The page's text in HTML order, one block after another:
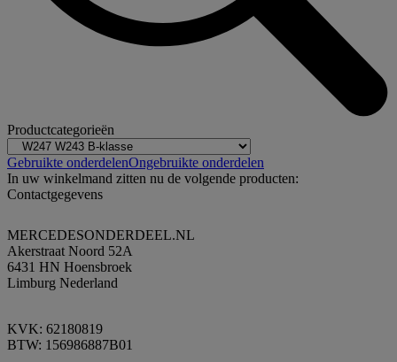
Productcategorieën
Gebruikte onderdelenOngebruikte onderdelen
In uw winkelmand zitten nu de volgende producten:
Contactgegevens
MERCEDESONDERDEEL.NL
Akerstraat Noord 52A
6431 HN Hoensbroek
Limburg Nederland
KVK: 62180819
BTW: 156986887B01